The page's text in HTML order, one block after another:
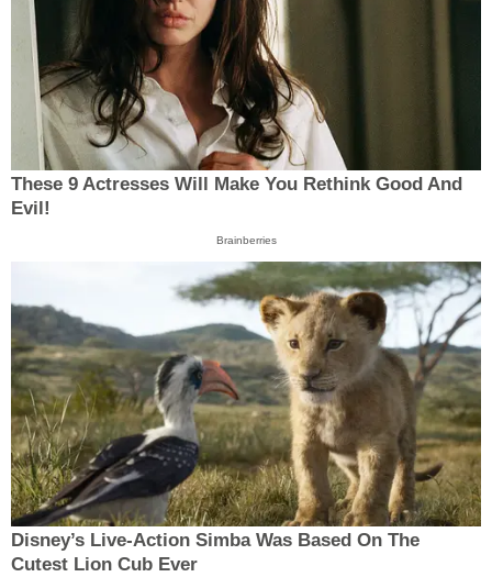
These 9 Actresses Will Make You Rethink Good And
Evil!
Brainberries
Disney’s Live-Action Simba Was Based On The
Cutest Lion Cub Ever